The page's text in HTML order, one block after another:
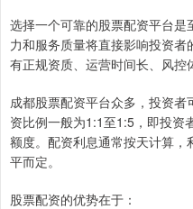
选择一个可靠的股票配资平台
力和服务质量将直接影响投资
有正规资质、运营时间长、风控
成都股票配资平台众多，投资
资比例一般为1:1至1:5，即投资
额度。配资利息通常按天计算
平而定。
股票配资的优势在于：